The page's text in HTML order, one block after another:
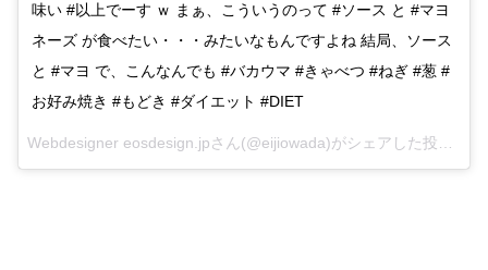
味い #以上でーす ｗ まぁ、こういうのって #ソース と #マヨ
ネーズ が食べたい・・・みたいなもんですよね 結局、ソース
と #マヨ で、こんなんでも #バカウマ #きゃべつ #ねぎ #葱 #
お好み焼き #もどき #ダイエット #DIET
Webdesigner eosdesign.jpさん(@eijiowada)がシェアした投稿 –